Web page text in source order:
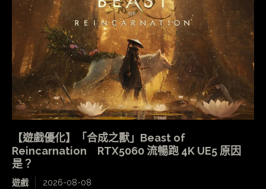
【遊戲優化】「合成之獸」Beast of
Reincarnation RTX5060 流暢跑 4K UE5 原因
是？
遊戲 2026-08-08